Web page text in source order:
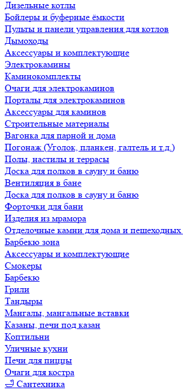
Дизельные котлы
Бойлеры и буферные ёмкости
Пульты и панели управления для котлов
Дымоходы
Аксессуары и комплектующие
Электрокамины
Каминокомплекты
Очаги для электрокаминов
Порталы для электрокаминов
Аксессуары для каминов
Строительные материалы
Вагонка для парной и дома
Погонаж (Уголок, планкен, галтель и т.д.)
Полы, настилы и террасы
Доска для полков в сауну и баню
Вентиляция в бане
Доска для полков в сауну и баню
Форточки для бани
Изделия из мрамора
Отделочные камни для дома и
Барбекю зона
Аксессуары и комплектующие
Смокеры
Барбекю
Грили
Тандыры
Мангалы, мангальные вставки
Казаны, печи под казан
Коптильни
Уличные кухни
Печи для пиццы
Очаги для костра
🛁 Сантехника